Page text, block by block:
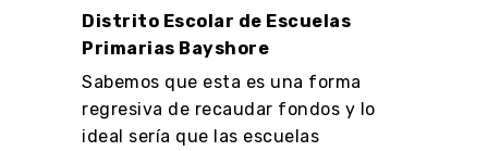
Distrito Escolar de Escuelas
Primarias Bayshore
Sabemos que esta es una forma
regresiva de recaudar fondos y lo
ideal sería que las escuelas